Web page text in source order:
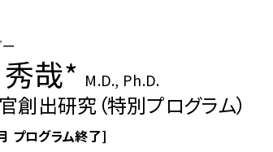
哉* M.D., Ph.D.
創出研究（特別プログラム）
プログラム終了]